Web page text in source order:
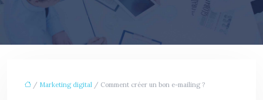
/ Marketing digital / Comment créer un bon e-mailing ?